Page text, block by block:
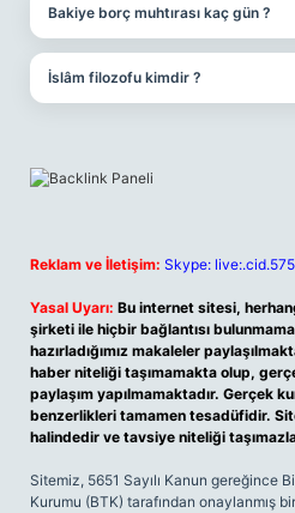
Bakiye borç muhtırası kaç gün ?
İslâm filozofu kimdir ?
Reklam ve İletişim: Skype:
Yasal Uyarı: Bu internet sitesi,
şirketi ile hiçbir bağlantısı
hazırladığımız makaleler
haber niteliği taşımamakta olup,
paylaşım yapılmamaktadır. Gerçek
benzerlikleri tamamen tesadüfidir.
halindedir ve tavsiye niteliği
Sitemiz, 5651 Sayılı Kanun gereğince
Kurumu (BTK) tarafından onaylanmış